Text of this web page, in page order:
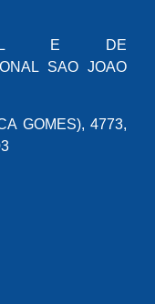
E DE
SAO JOAO
GOMES), 4773,